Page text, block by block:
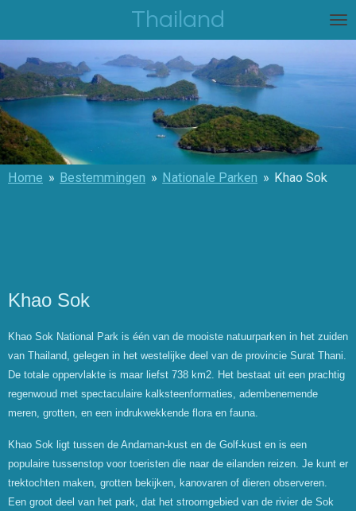
naar
de
hoofdinhoud
Thailand
Home » Bestemmingen » Nationale Parken » Khao Sok
Khao Sok
Khao Sok National Park is één van de mooiste natuurparken in het zuiden
van Thailand, gelegen in het westelijke deel van de provincie Surat Thani.
De totale oppervlakte is maar liefst 738 km2. Het bestaat uit een prachtig
regenwoud met spectaculaire kalksteenformaties, adembenemende
meren, grotten, en een indrukwekkende flora en fauna.
Khao Sok ligt tussen de Andaman-kust en de Golf-kust en is een
populaire tussenstop voor toeristen die naar de eilanden reizen. Je kunt er
trektochten maken, grotten bekijken, kanovaren of dieren observeren.
Een groot deel van het park, dat het stroomgebied van de rivier de Sok